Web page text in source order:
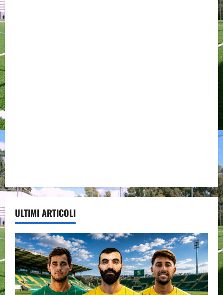
ULTIMI ARTICOLI